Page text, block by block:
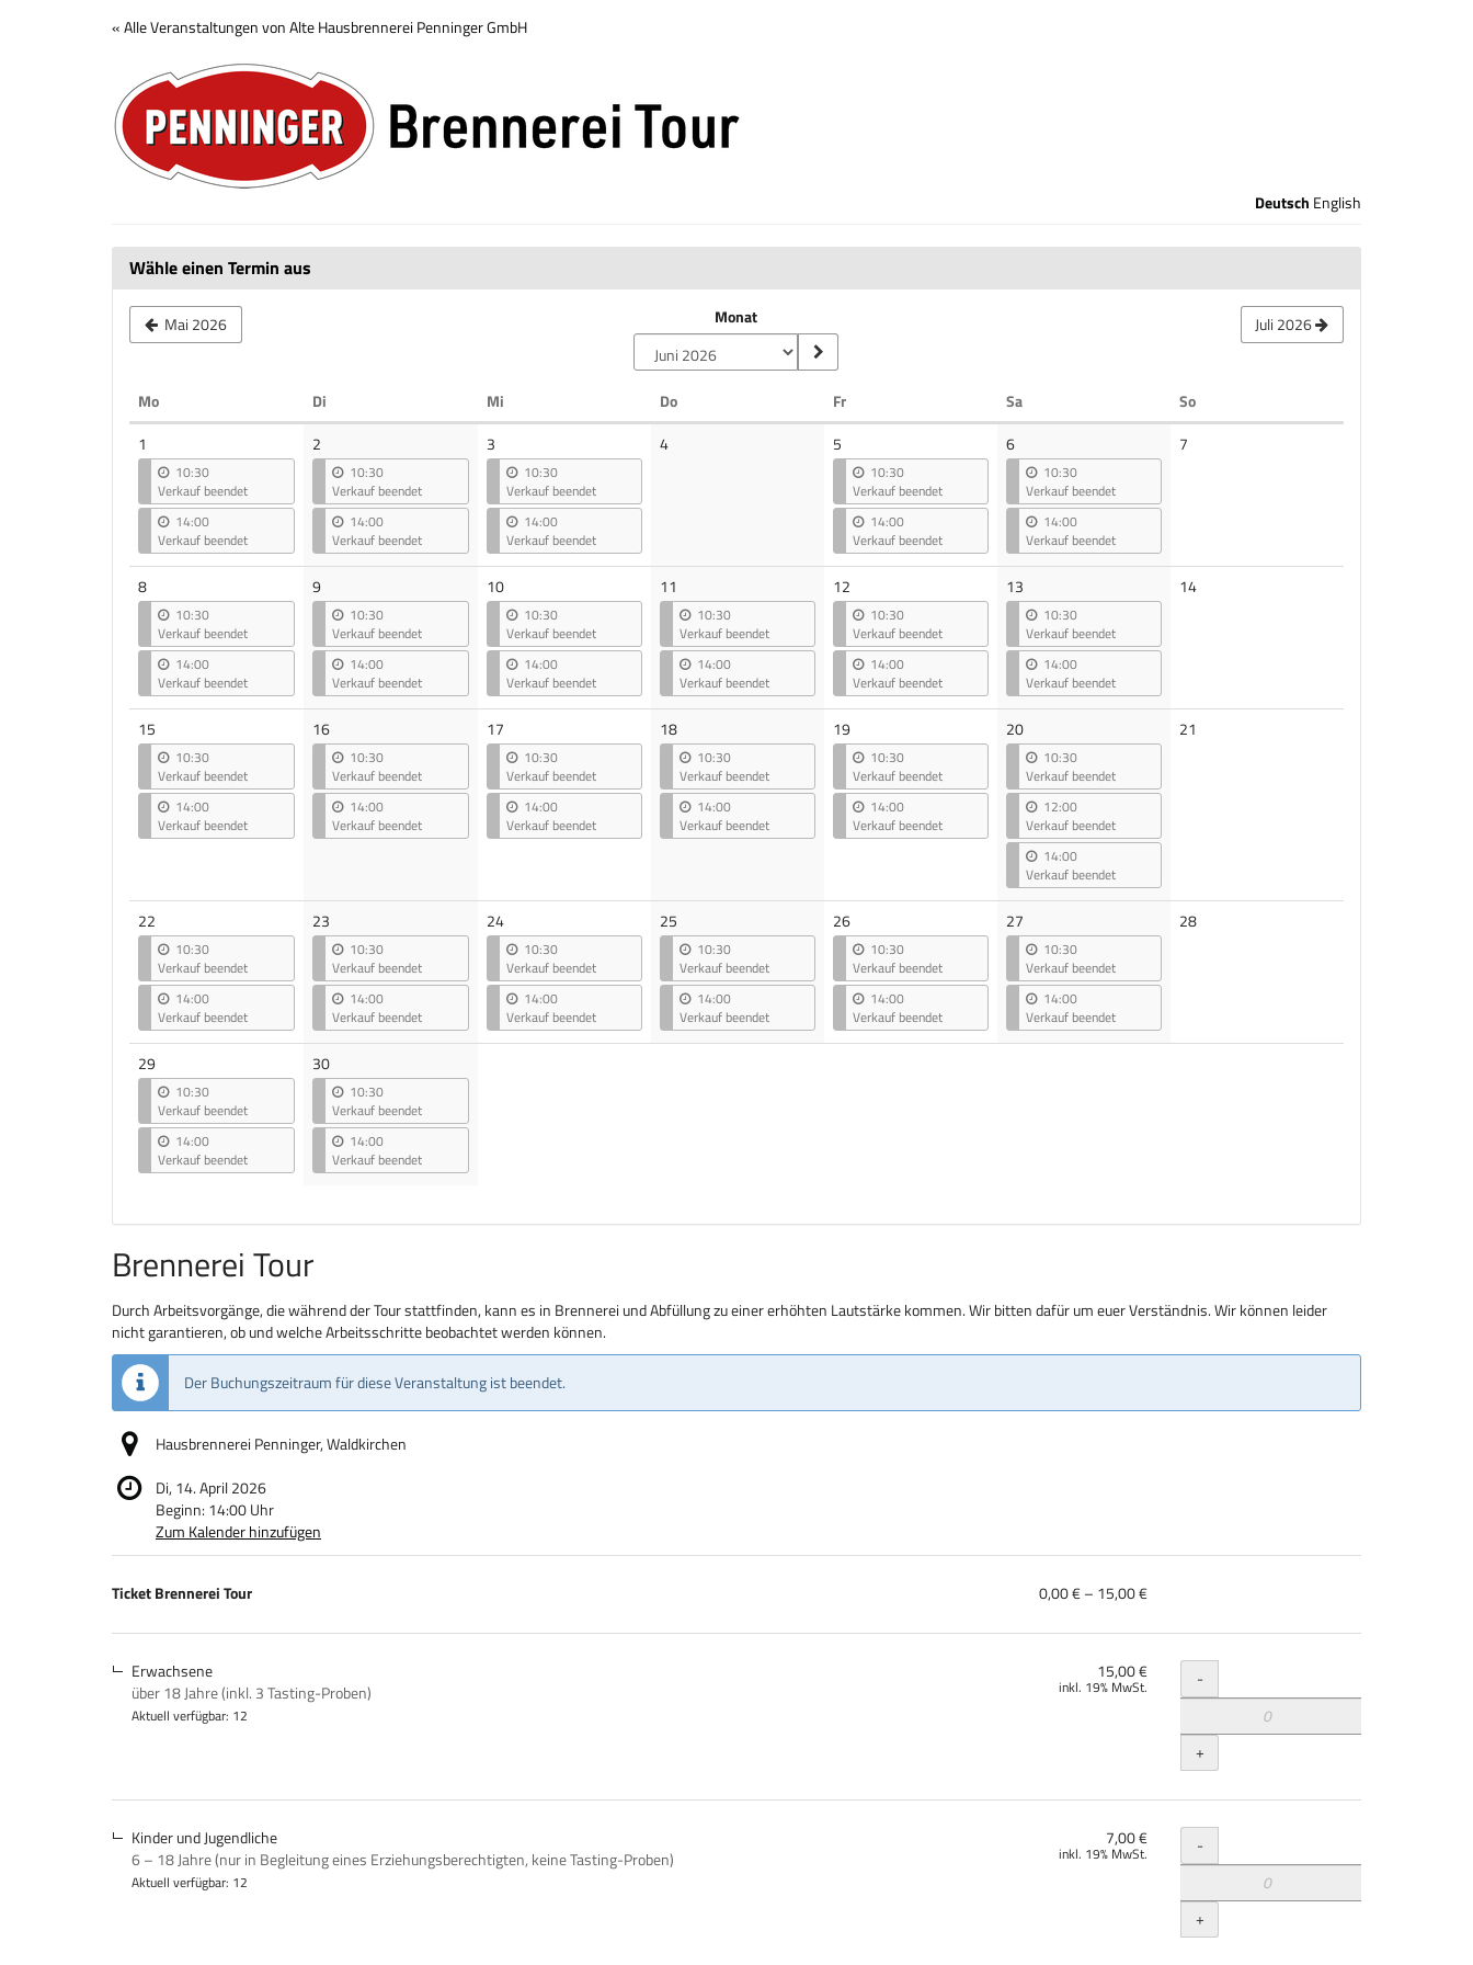
« Alle Veranstaltungen von Alte Hausbrennerei Penninger GmbH
Brennerei
Tour
Deutsch English
Wähle einen Termin aus
Mai 2026 Monat Juli 2026
MoMontag Di Mi DoDonnerstag FrFreitag SaSamstag SoSonntag
1
10:30
Verkauf beendet
14:00
Verkauf beendet
2
10:30
Verkauf beendet
14:00
Verkauf beendet
3
10:30
Verkauf beendet
14:00
Verkauf beendet
4Keine
5
10:30
Verkauf beendet
14:00
Verkauf beendet
6
10:30
Verkauf beendet
14:00
Verkauf beendet
7
8
10:30
Verkauf beendet
14:00
Verkauf beendet
9
10:30
Verkauf beendet
14:00
Verkauf beendet
10
10:30
Verkauf beendet
14:00
Verkauf beendet
11
10:30
Verkauf beendet
14:00
Verkauf beendet
12
10:30
Verkauf beendet
14:00
Verkauf beendet
13
10:30
Verkauf beendet
14:00
Verkauf beendet
14Keine
15
10:30
Verkauf beendet
14:00
Verkauf beendet
16
10:30
Verkauf beendet
14:00
Verkauf beendet
17
10:30
Verkauf beendet
14:00
Verkauf beendet
18
10:30
Verkauf beendet
14:00
Verkauf beendet
19
10:30
Verkauf beendet
14:00
Verkauf beendet
20
10:30
Verkauf beendet
12:00
Verkauf beendet
14:00
Verkauf beendet
21
22
10:30
Verkauf beendet
14:00
Verkauf beendet
23
10:30
Verkauf beendet
14:00
Verkauf beendet
24
10:30
Verkauf beendet
14:00
Verkauf beendet
25
10:30
Verkauf beendet
14:00
Verkauf beendet
26
10:30
Verkauf beendet
14:00
Verkauf beendet
27
10:30
Verkauf beendet
14:00
Verkauf beendet
28Keine
29
10:30
Verkauf beendet
14:00
Verkauf beendet
30
10:30
Verkauf beendet
14:00
Verkauf beendet
Brennerei Tour
Durch Arbeitsvorgänge, die während der Tour stattfinden, kann es in Brennerei und Abfüllung zu einer erhöhten Lautstärke kommen. Wir bitten dafür um euer Verständnis. Wir können leider
nicht garantieren, ob und welche Arbeitsschritte beobachtet werden können.
Der Buchungszeitraum für diese Veranstaltung ist beendet.
Hausbrennerei Penninger, Waldkirchen
Di, 14. April 2026
Beginn: 14:00Uhr
Zum Kalender hinzufügen
Produkte
Produkte
Ticket Brennerei Tour
von
bis
0,00 € – 15,00 €
Erwachsene
über 18 Jahre (inkl. 3 Tasting-Proben)
Aktuell verfügbar: 12
15,00 €
inkl. 19% MwSt. Menge
-
+
Kinder und Jugendliche
6 – 18 Jahre (nur in Begleitung eines Erziehungsberechtigten, keine Tasting-Proben)
Aktuell verfügbar: 12
7,00 €
inkl. 19% MwSt. Menge
-
+